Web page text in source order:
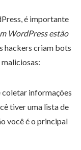
é importante
WordPress estão
hackers criam bots
coletar informações
tiver uma lista de
você é o principal